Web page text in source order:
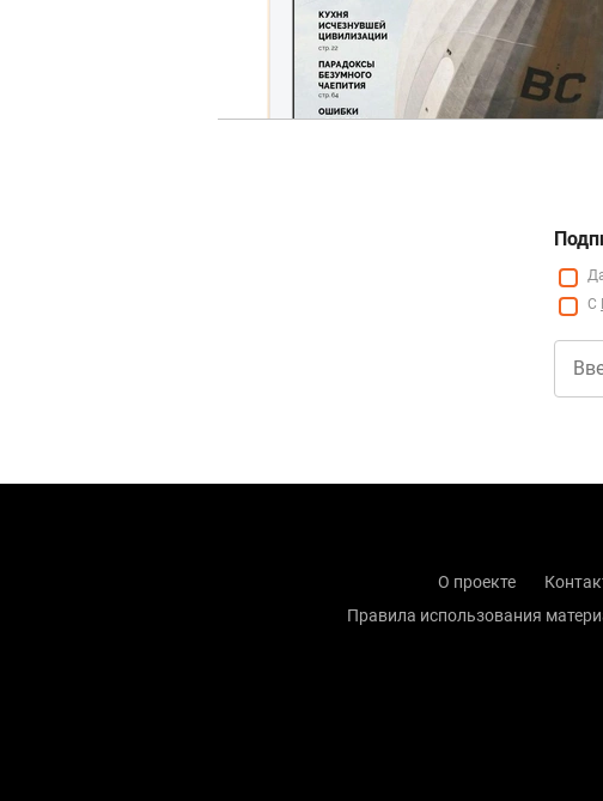
С
О проекте
Правила использования